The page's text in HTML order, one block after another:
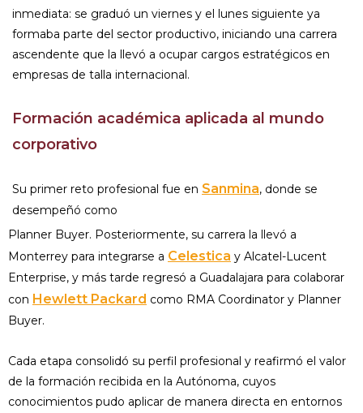
inmediata: se graduó un viernes y el lunes siguiente ya
formaba parte del sector productivo, iniciando una carrera
ascendente que la llevó a ocupar cargos estratégicos en
empresas de talla internacional.
Formación académica aplicada al mundo
corporativo
Su primer reto profesional fue en Sanmina, donde se
desempeñó como
Planner Buyer. Posteriormente, su carrera la llevó a
Monterrey para integrarse a Celestica y Alcatel-Lucent
Enterprise, y más tarde regresó a Guadalajara para colaborar
con Hewlett Packard como RMA Coordinator y Planner
Buyer.
Cada etapa consolidó su perfil profesional y reafirmó el valor
de la formación recibida en la Autónoma, cuyos
conocimientos pudo aplicar de manera directa en entornos